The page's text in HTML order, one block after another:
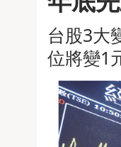
台股3大
位將變1